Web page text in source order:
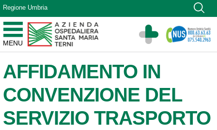
Vai ai contenuti
Vai al menu di navigazione
Vai al footer
Regione Umbria
MENU
Azienda Ospedaliera Santa Maria di Terni
Sito Istituzionale
AFFIDAMENTO IN
CONVENZIONE DEL
SERVIZIO TRASPORTO